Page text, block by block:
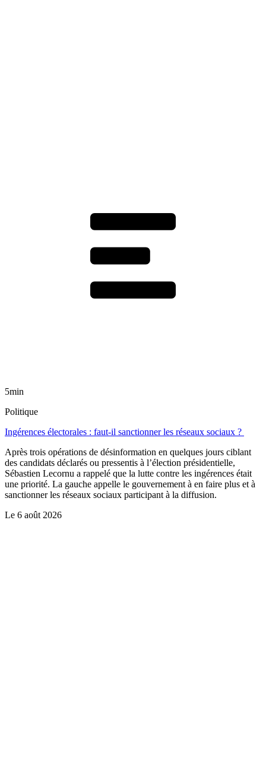
5min
Politique
Ingérences électorales : faut-il sanctionner les réseaux sociaux ?
Après trois opérations de désinformation en quelques jours ciblant
des candidats déclarés ou pressentis à l’élection présidentielle,
Sébastien Lecornu a rappelé que la lutte contre les ingérences était
une priorité. La gauche appelle le gouvernement à en faire plus et à
sanctionner les réseaux sociaux participant à la diffusion.
Le 6 août 2026